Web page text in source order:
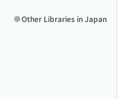
Other Libraries in Japan